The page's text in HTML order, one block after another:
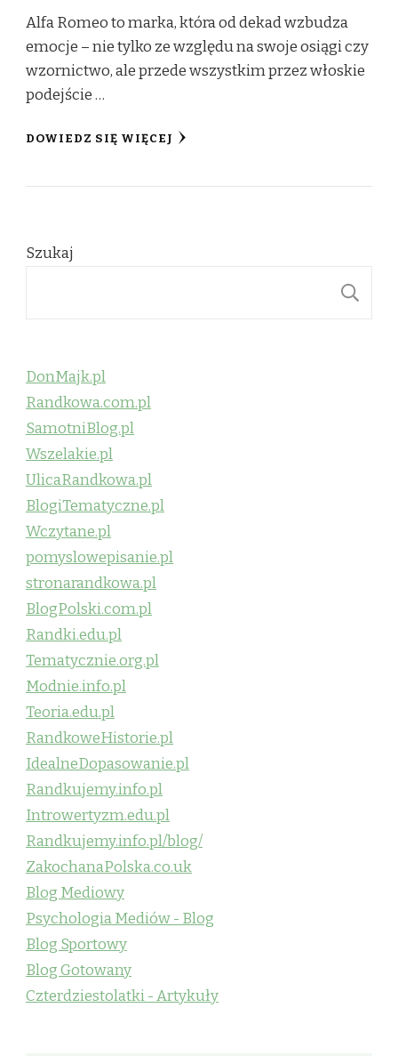
Alfa Romeo to marka, która od dekad wzbudza
emocje – nie tylko ze względu na swoje osiągi czy
wzornictwo, ale przede wszystkim przez włoskie
podejście …
DOWIEDZ SIĘ WIĘCEJ
Szukaj
DonMajk.pl
Randkowa.com.pl
SamotniBlog.pl
Wszelakie.pl
UlicaRandkowa.pl
BlogiTematyczne.pl
Wczytane.pl
pomyslowepisanie.pl
stronarandkowa.pl
BlogPolski.com.pl
Randki.edu.pl
Tematycznie.org.pl
Modnie.info.pl
Teoria.edu.pl
RandkoweHistorie.pl
IdealneDopasowanie.pl
Randkujemy.info.pl
Introwertyzm.edu.pl
Randkujemy.info.pl/blog/
ZakochanaPolska.co.uk
Blog Mediowy
Psychologia Mediów - Blog
Blog Sportowy
Blog Gotowany
Czterdziestolatki - Artykuły